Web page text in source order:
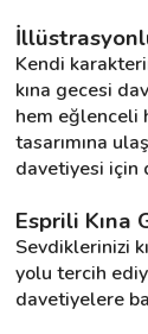
Kendi
kına gecesi
hem eğlenceli
tasarımına
davetiyesi için
Esprili Kına
Sevdiklerinizi
yolu tercih
davetiyelere